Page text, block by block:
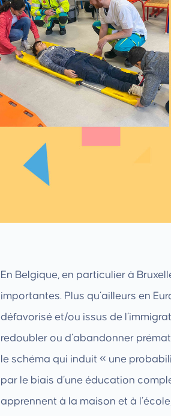
En Belgique, en particulier à
importantes. Plus qu’ailleurs en
défavorisé et/ou issus de
redoubler ou d’abandonner
le schéma qui induit « une
par le biais d’une éducation
apprennent à la maison et à